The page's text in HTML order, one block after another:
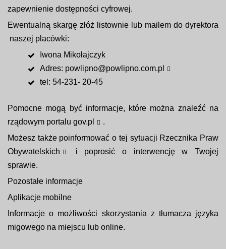
zapewnienie dostępności cyfrowej.
Ewentualną skargę złóż listownie lub mailem do dyrektora
naszej placówki:
Iwona Mikołajczyk
Adres: powlipno@powlipno.com.pl
tel: 54-231- 20-45
Pomocne mogą być informacje, które można znaleźć na
rządowym portalu gov.pl
.
Możesz także poinformować o tej sytuacji Rzecznika Praw
Obywatelskich
i poprosić o interwencję w Twojej
sprawie.
Pozostałe informacje
Aplikacje mobilne
Informacje o możliwości skorzystania z tłumacza języka
migowego na miejscu lub online.